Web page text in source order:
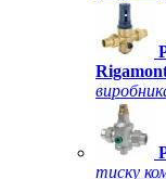
тиску